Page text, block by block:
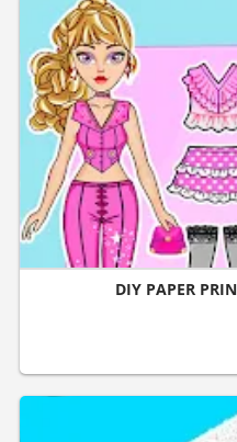
DIY PAPER